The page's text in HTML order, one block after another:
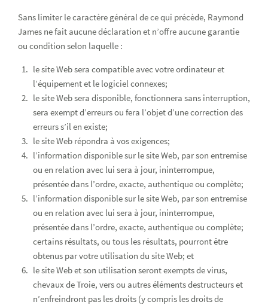
Sans limiter le caractère général de ce qui précède, Raymond
James ne fait aucune déclaration et n’offre aucune garantie
ou condition selon laquelle :
le site Web sera compatible avec votre ordinateur et
l’équipement et le logiciel connexes;
le site Web sera disponible, fonctionnera sans interruption,
sera exempt d’erreurs ou fera l’objet d’une correction des
erreurs s’il en existe;
le site Web répondra à vos exigences;
l’information disponible sur le site Web, par son entremise
ou en relation avec lui sera à jour, ininterrompue,
présentée dans l’ordre, exacte, authentique ou complète;
l’information disponible sur le site Web, par son entremise
ou en relation avec lui sera à jour, ininterrompue,
présentée dans l’ordre, exacte, authentique ou complète;
certains résultats, ou tous les résultats, pourront être
obtenus par votre utilisation du site Web; et
le site Web et son utilisation seront exempts de virus,
chevaux de Troie, vers ou autres éléments destructeurs et
n’enfreindront pas les droits (y compris les droits de